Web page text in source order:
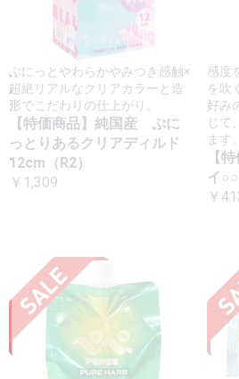
ぷにっとやわらかやみつき感触×
超絶リアルなクリアカラーと造
形でこだわりの仕上がり。
【特価商品】純国産 ぷに
っとりあるクリアディルド
12cm（R2）
￥1,309
感度
を吹
好み
じて
ます。
【
イ
￥